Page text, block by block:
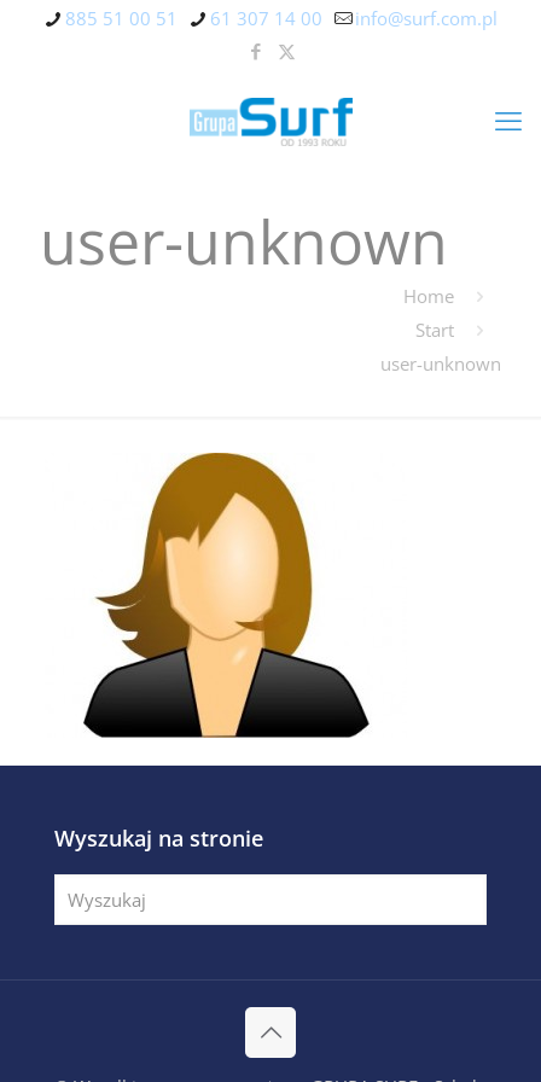
885 51 00 51 61 307 14 00 info@surf.com.pl
user-unknown
Home
Start
user-unknown
Wyszukaj na stronie